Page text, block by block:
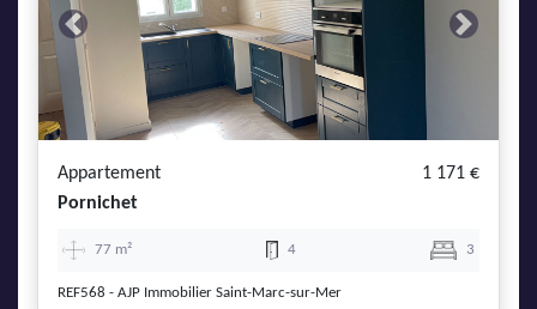
Previous Next
Appartement
1 171 €
Pornichet
77 m² 4 3
REF568 - AJP Immobilier Saint-Marc-sur-Mer